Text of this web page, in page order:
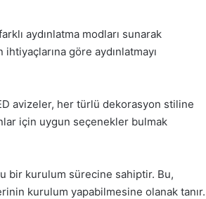
aydınlatma modları sunarak
göre aydınlatmayı
avizeler, her türlü dekorasyon stiline
için uygun seçenekler bulmak
bir kurulum sürecine sahiptir. Bu,
kurulum yapabilmesine olanak tanır.